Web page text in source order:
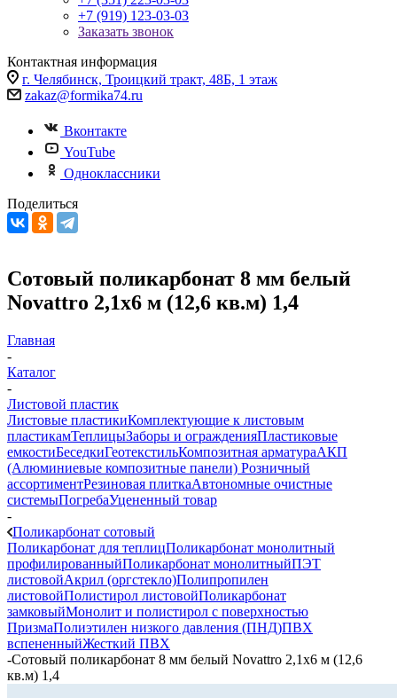
+7 (919) 123-03-03
Заказать звонок
Контактная информация
г. Челябинск, Троицкий тракт, 48Б, 1 этаж
zakaz@formika74.ru
Вконтакте
YouTube
Одноклассники
Поделиться
Сотовый поликарбонат 8 мм белый
Novattro 2,1х6 м (12,6 кв.м) 1,4
Главная
-
Каталог
-
Листовой пластик
Листовые пластикиКомплектующие к листовым
пластикамТеплицыЗаборы и огражденияПластиковые
емкостиБеседкиГеотекстильКомпозитная арматураАКП
(Алюминиевые композитные панели) Розничный
ассортиментРезиновая плиткаАвтономные очистные
системыПогребаУцененный товар
-
Поликарбонат сотовый
Поликарбонат для теплицПоликарбонат монолитный
профилированныйПоликарбонат монолитныйПЭТ
листовойАкрил (оргстекло)Полипропилен
листовойПолистирол листовойПоликарбонат
замковыйМонолит и полистирол с поверхностью
ПризмаПолиэтилен низкого давления (ПНД)ПВХ
вспененныйЖесткий ПВХ
-Сотовый поликарбонат 8 мм белый Novattro 2,1х6 м (12,6
кв.м) 1,4